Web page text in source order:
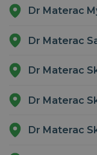
Dr Materac
Dr Materac
Dr Materac
Dr Materac
Dr Materac